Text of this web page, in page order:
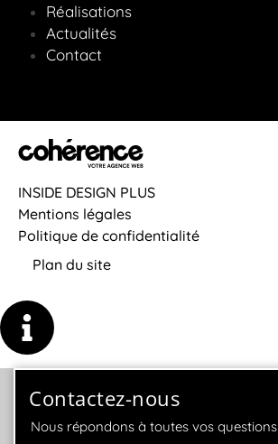
Réalisations
Actualités
Contact
INSIDE DESIGN PLUS
Mentions légales
Politique de confidentialité
Plan du site
Contactez-nous
Nous répondons à toutes vos questions